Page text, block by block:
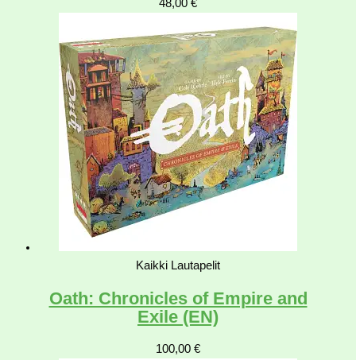
48,00 €
Kaikki Lautapelit
Oath: Chronicles of Empire and
Exile (EN)
100,00 €